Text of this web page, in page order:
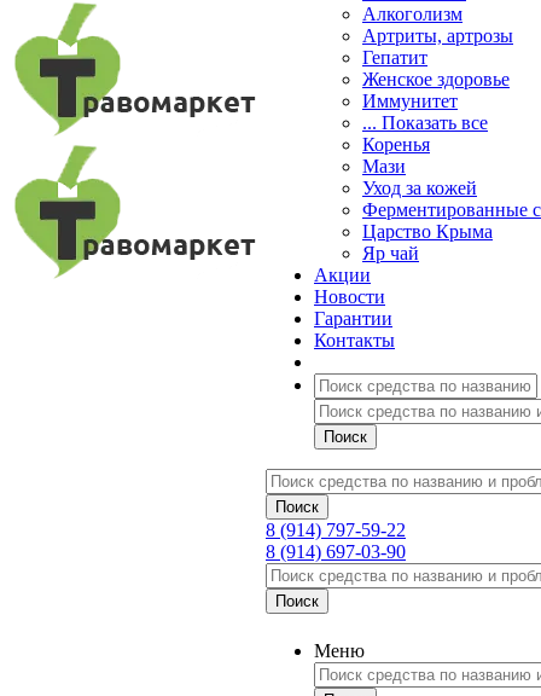
Алкоголизм
Артриты, артрозы
Гепатит
Женское здоровье
Иммунитет
... Показать все
Коренья
Мази
Уход за кожей
Ферментированные
Царство Крыма
Яр чай
Акции
Новости
Гарантии
Контакты
8 (914) 797-59-22
8 (914) 697-03-90
Меню